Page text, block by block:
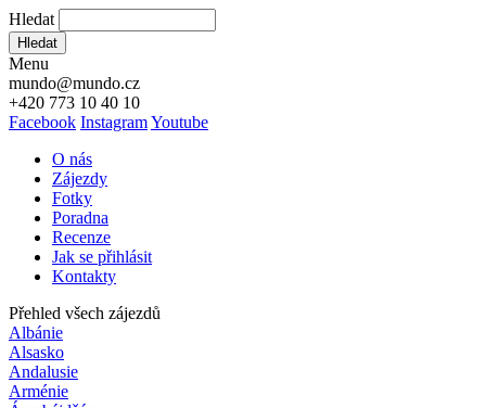
Hledat
Hledat
Menu
mundo@mundo.cz
+420 773 10 40 10
Facebook InstagramYoutube
O nás
Zájezdy
Fotky
Poradna
Recenze
Jak se přihlásit
Kontakty
Přehled všech zájezdů
Albánie
Alsasko
Andalusie
Arménie